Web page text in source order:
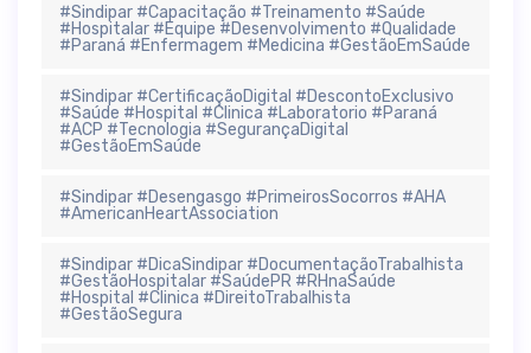
#Sindipar #Capacitação #Treinamento #Saúde
#Hospitalar #Equipe #Desenvolvimento #Qualidade
#Paraná #Enfermagem #Medicina #GestãoEmSaúde
#Sindipar #CertificaçãoDigital #DescontoExclusivo
#Saúde #Hospital #Clinica #Laboratorio #Paraná
#ACP #Tecnologia #SegurançaDigital
#GestãoEmSaúde
#Sindipar #Desengasgo #PrimeirosSocorros #AHA
#AmericanHeartAssociation
#Sindipar #DicaSindipar #DocumentaçãoTrabalhista
#GestãoHospitalar #SaúdePR #RHnaSaúde
#Hospital #Clinica #DireitoTrabalhista
#GestãoSegura